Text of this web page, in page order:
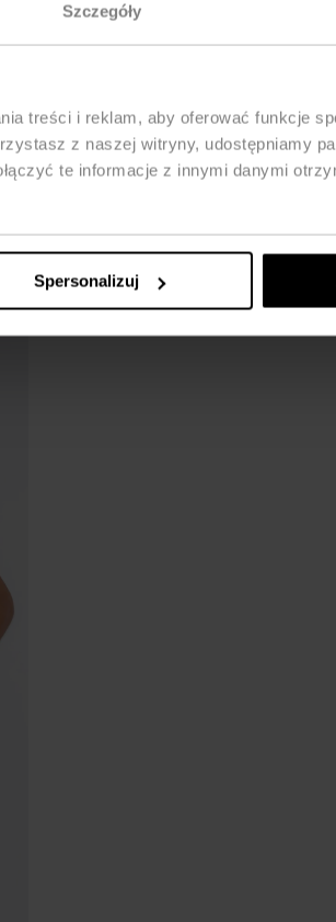
Szczegóły
treści i reklam, aby oferować funkcje
z naszej witryny, udostępniamy
te informacje z innymi danymi
Spersonalizuj